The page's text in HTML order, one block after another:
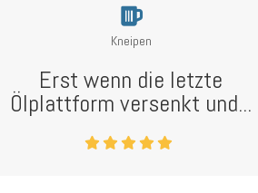
Kneipen
Erst wenn die letzte
Ölplattform versenkt und...